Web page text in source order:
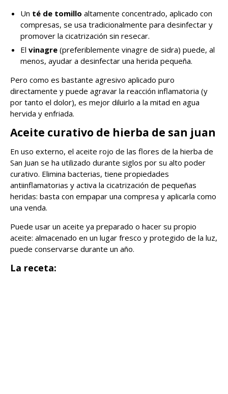
Un té de tomillo altamente concentrado, aplicado con
compresas, se usa tradicionalmente para desinfectar y
promover la cicatrización sin resecar.
El vinagre (preferiblemente vinagre de sidra) puede, al
menos, ayudar a desinfectar una herida pequeña.
Pero como es bastante agresivo aplicado puro
directamente y puede agravar la reacción inflamatoria (y
por tanto el dolor), es mejor diluirlo a la mitad en agua
hervida y enfriada.
Aceite curativo de hierba de san juan
En uso externo, el aceite rojo de las flores de la hierba de
San Juan se ha utilizado durante siglos por su alto poder
curativo. Elimina bacterias, tiene propiedades
antiinflamatorias y activa la cicatrización de pequeñas
heridas: basta con empapar una compresa y aplicarla como
una venda.
Puede usar un aceite ya preparado o hacer su propio
aceite: almacenado en un lugar fresco y protegido de la luz,
puede conservarse durante un año.
La receta: